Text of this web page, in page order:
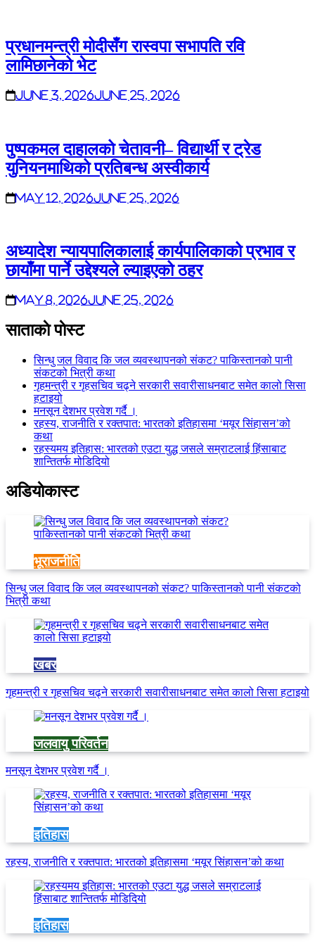
प्रधानमन्त्री मोदीसँग रास्वपा सभापति रवि
लामिछानेको भेट
June 3, 2026June 25, 2026
पुष्पकमल दाहालको चेतावनी– विद्यार्थी र ट्रेड
युनियनमाथिको प्रतिबन्ध अस्वीकार्य
May 12, 2026June 25, 2026
अध्यादेश न्यायपालिकालाई कार्यपालिकाको प्रभाव र
छायाँमा पार्ने उद्देश्यले ल्याइएको ठहर
May 8, 2026June 25, 2026
साताकाे पाेस्ट
सिन्धु जल विवाद कि जल व्यवस्थापनको संकट? पाकिस्तानको पानी
संकटको भित्री कथा
गृहमन्त्री र गृहसचिव चढ्ने सरकारी सवारीसाधनबाट समेत कालो सिसा
हटाइयो
मनसून देशभर प्रवेश गर्दै ।
रहस्य, राजनीति र रक्तपात: भारतको इतिहासमा ‘मयूर सिंहासन’को
कथा
रहस्यमय इतिहास: भारतको एउटा युद्ध जसले सम्राटलाई हिंसाबाट
शान्तितर्फ मोडिदियो
अडियाेकास्ट
भूराजनीति
सिन्धु जल विवाद कि जल व्यवस्थापनको संकट? पाकिस्तानको पानी संकटको
भित्री कथा
खबर
गृहमन्त्री र गृहसचिव चढ्ने सरकारी सवारीसाधनबाट समेत कालो सिसा हटाइयो
जलवायु परिवर्तन
मनसून देशभर प्रवेश गर्दै ।
इतिहास
रहस्य, राजनीति र रक्तपात: भारतको इतिहासमा ‘मयूर सिंहासन’को कथा
इतिहास